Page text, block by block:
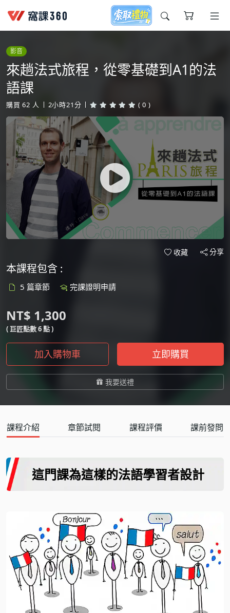
今天想要學什麼?
窩課推薦給您
影音
來趟法式旅程，從零基礎到A1的法
語課
購買 62 人 2小時21分 ( 0 )
收藏 分享
本課程包含 :
5 篇章節 完課證明申請
NT$ 1,300
( 巨匠點數 6 點 )
加入購物車 立即購買
我要送禮
課程介紹 章節試閱 課程評價 課前發問
這門課為這樣的法語學習者設計